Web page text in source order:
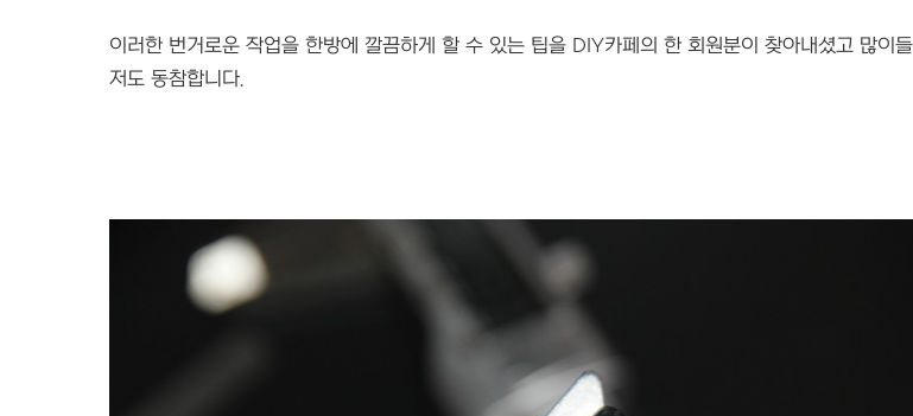
이러한 번거로운 작업을 한방에 깔끔하게 할 수 있는 팁을 DIY카페의 한 회원분이 찾아내셨고 많이
저도 동참합니다.